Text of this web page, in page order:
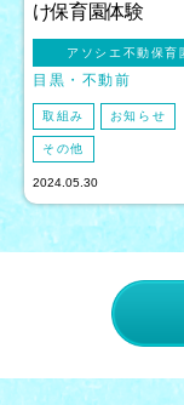
け保育園体験
アソシエ不動保育
目黒 不動前
取組み お知らせ
その他
2024.05.30